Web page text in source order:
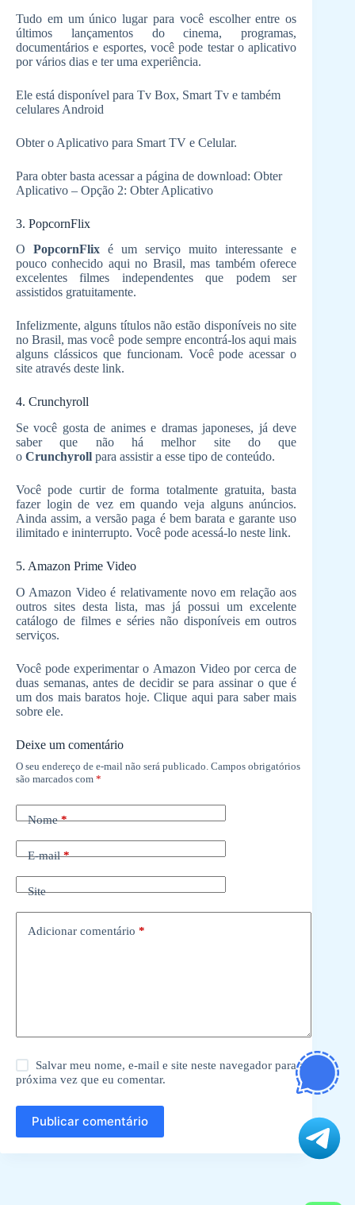
Tudo em um único lugar para você escolher entre os
últimos lançamentos do cinema, programas,
documentários e esportes, você pode testar o aplicativo
por vários dias e ter uma experiência.
Ele está disponível para Tv Box, Smart Tv e também
celulares Android
Obter o Aplicativo para Smart TV e Celular.
Para obter basta acessar a página de download: Obter
Aplicativo – Opção 2: Obter Aplicativo
3. PopcornFlix
OPopcornFlix é um serviço muito interessante e
pouco conhecido aqui no Brasil, mas também oferece
excelentes filmes independentes que podem ser
assistidos gratuitamente.
Infelizmente, alguns títulos não estão disponíveis no site
no Brasil, mas você pode sempre encontrá-los aqui mais
alguns clássicos que funcionam. Você pode acessar o
site através deste link.
4. Crunchyroll
Se você gosta de animes e dramas japoneses, já deve
saber que não há melhor site do que
o Crunchyroll para assistir a esse tipo de conteúdo.
Você pode curtir de forma totalmente gratuita, basta
fazer login de vez em quando veja alguns anúncios.
Ainda assim, a versão paga é bem barata e garante uso
ilimitado e ininterrupto. Você pode acessá-lo neste link.
5. Amazon Prime Video
O Amazon Video é relativamente novo em relação aos
outros sites desta lista, mas já possui um excelente
catálogo de filmes e séries não disponíveis em outros
serviços.
Você pode experimentar o Amazon Video por cerca de
duas semanas, antes de decidir se para assinar o que é
um dos mais baratos hoje. Clique aqui para saber mais
sobre ele.
Deixe um comentário
O seu endereço de e-mail não será publicado. Campos obrigatórios
são marcados com *
Nome*
E-mail*
Site
Adicionar comentário *
Salvar meu nome, e-mail e site neste navegador para a
próxima vez que eu comentar.
Publicar comentário